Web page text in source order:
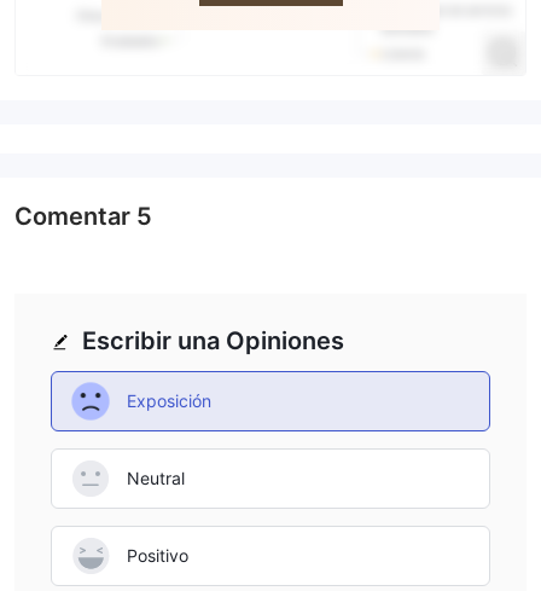
Escribir una Opiniones
Exposición
Neutral
Positivo
Comentar 5